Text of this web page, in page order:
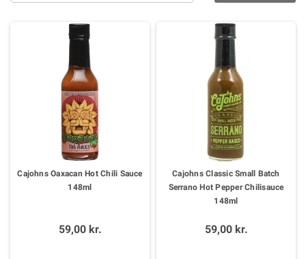
Cajohns Oaxacan Hot Chili Sauce
148ml
59,00 kr.
Cajohns Classic Small Batch
Serrano Hot Pepper Chilisauce
148ml
59,00 kr.